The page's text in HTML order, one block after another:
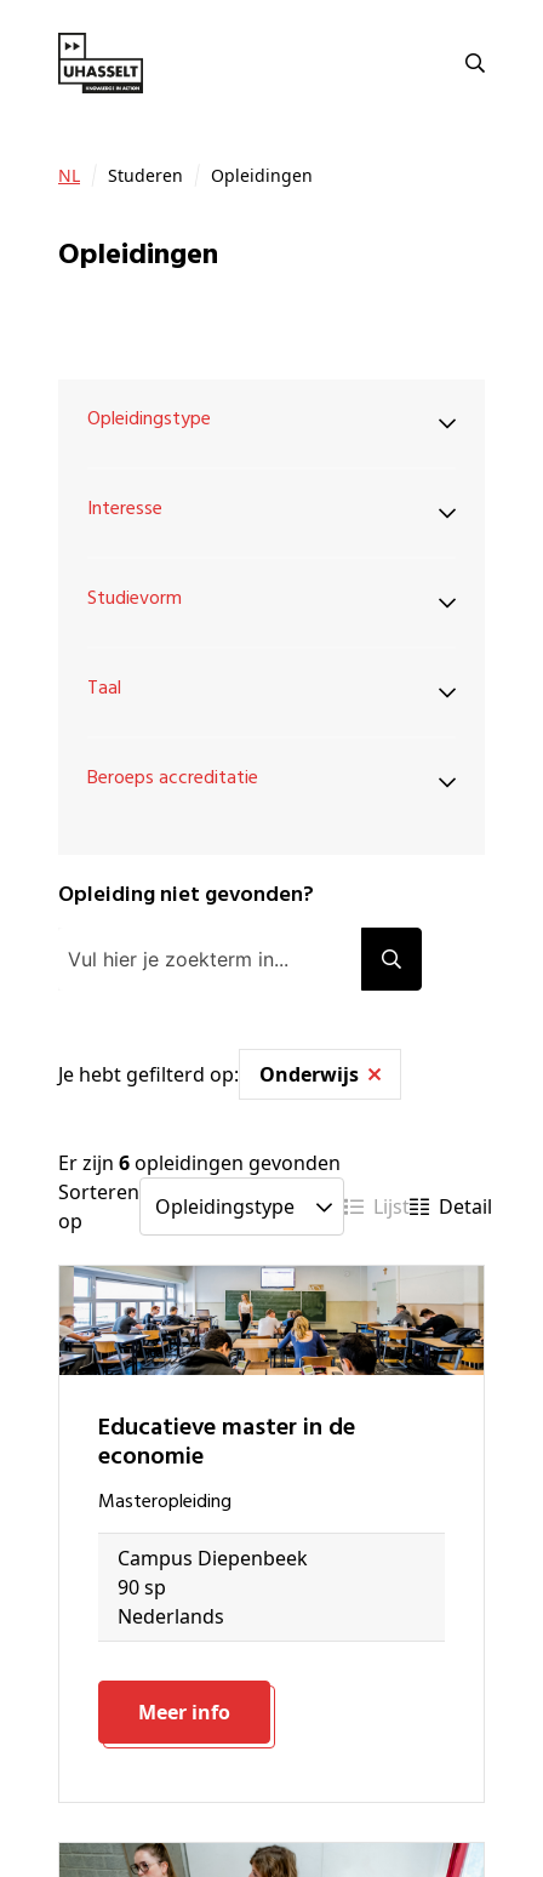
NL Studeren Opleidingen
Opleidingen
Opleidingstype
Interesse
Studievorm
Taal
Beroeps accreditatie
Opleiding niet gevonden?
Je hebt gefilterd op: Onderwijs
Er zijn 6opleidingen gevonden
Sorteren
op
Lijst Detail
Educatieve master in de
economie
masteropleiding
Campus Diepenbeek
90 sp
Nederlands
Meer info